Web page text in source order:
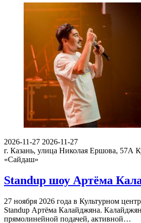
2026-11-27 2026-11-27
г. Казань, улица Николая Ершова, 57А
«Сайдаш»
Standup шоу Артёма
27 ноября 2026 года в Культурном
Standup Артёма Калайджяна.
прямолинейной подачей, активной…